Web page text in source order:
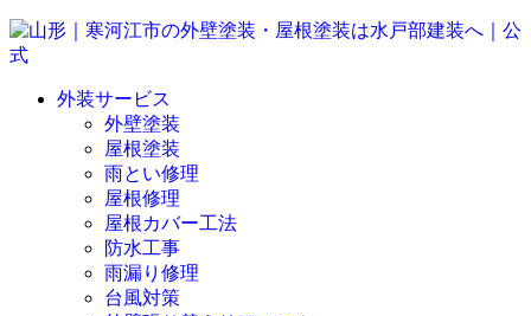
外装サービス
外壁塗装
屋根塗装
雨とい修理
屋根修理
屋根カバー工法
防水工事
雨漏り修理
台風対策